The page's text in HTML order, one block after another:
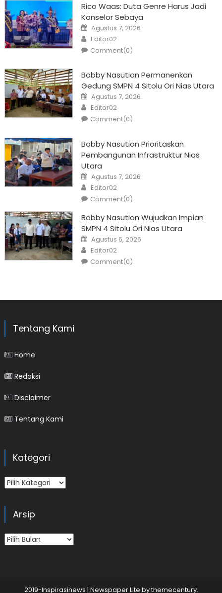
Rico Waas: Duta Genre Harus Jadi
Konselor Sebaya
Posted
on
Agustus 7, 2026
Author
Editor02
Comment(0)
Bobby Nasution Permanenkan
Gedung SMPN 4 Sitolu Ori Nias Utara
Posted
on
Agustus 7, 2026
Author
Editor02
Comment(0)
Bobby Nasution Prioritaskan
Pembangunan Infrastruktur Nias
Utara
Posted
on
Agustus 7, 2026
Author
Editor02
Comment(0)
Bobby Nasution Wujudkan Impian
SMPN 4 Sitolu Ori Nias Utara
Posted
on
Agustus 6, 2026
Author
Editor02
Comment(0)
Tentang Kami
Home
Redaksi
Disclaimer
Tentang Kami
Kategori
Kategori
Arsip
Arsip
2019-Inspirasinews | Newspaper Lite bythemecentury.